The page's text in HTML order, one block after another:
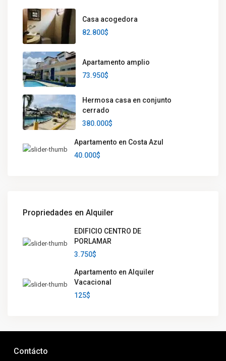
Casa acogedora
82.800$
Apartamento amplio
73.950$
Hermosa casa en conjunto
cerrado
380.000$
Apartamento en Costa Azul
40.000$
Propriedades en Alquiler
EDIFICIO CENTRO DE
PORLAMAR
3.750$
Apartamento en Alquiler
Vacacional
125$
Contácto